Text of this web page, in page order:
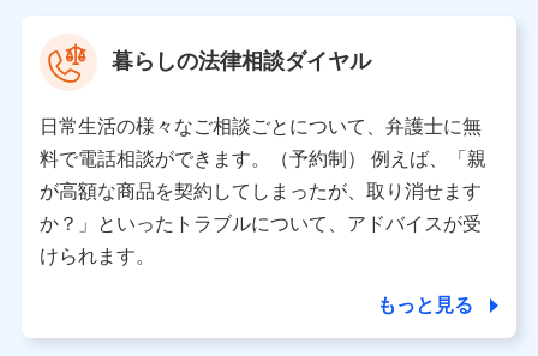
氏名、電話番号、メールアドレス、お客さまの識別子、属
性、連絡先、dポイントサービスのご利用に関する情報。例
として、dポイントカード番号、性別、年齢、家族構成、住
所、dポイント残高、dポイント利用履歴などが含まれます。
利用情報
当社又は株式会社NTTドコモが提供する各種サービスなどの
ご契約・ご利用などに関する情報。例として、当社又は株式
会社NTTドコモが提供する各種サービスのご契約状態・ご利
用履歴インターネット利用時の行動に関する情報、アプリケ
ーション利用時の行動に関する情報、購入されたサービスや
当社又は株式会社NTTドコモが提供する保険関連サービスに
暮らしの法律相談ダイヤル
日常生活の様々なご相談ごとについて、弁護士に無
料で電話相談ができます。（予約制） 例えば、「親
が高額な商品を契約してしまったが、取り消せます
か？」といったトラブルについて、アドバイスが受
けられます。
もっと見る